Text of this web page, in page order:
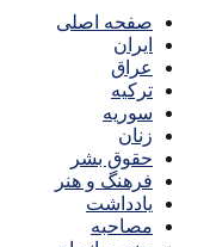
صفحه اصلی
ایران
عراق
ترکیه
سوریه
زنان
حقوق بشر
فرهنگ و هنر
یادداشت
مصاحبه